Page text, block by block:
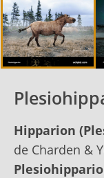
Hipparion
de Charden &